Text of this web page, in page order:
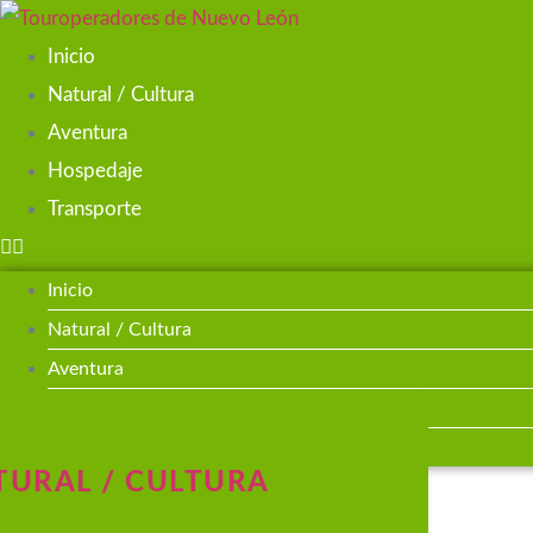
Ir
contenido
Inicio
Natural / Cultura
Aventura
Hospedaje
Transporte
Inicio
Natural / Cultura
Aventura
/ CULTURA